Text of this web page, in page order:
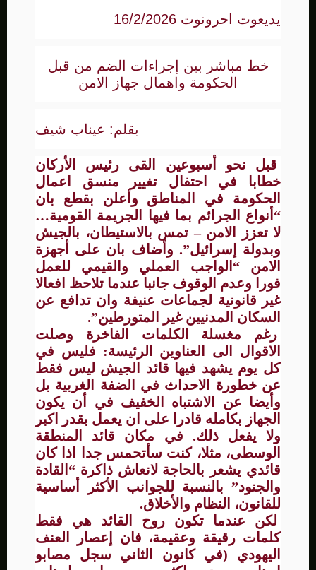
يديعوت احرونوت 16/2/2026
خط مباشر بين إجراءات الضم من قبل
الحكومة واهمال جهاز الامن
بقلم: عيناب شيف
قبل نحو أسبوعين القى رئيس الأركان
خطابا في احتفال تغيير منسق اعمال
الحكومة في المناطق وأعلن بقطع بان
“أنواع الجرائم بما فيها الجريمة القومية…
لا تعزز الامن – تمس بالاستيطان، بالجيش
وبدولة إسرائيل”. وأضاف بان على أجهزة
الامن “الواجب العملي والقيمي للعمل
فورا وعدم الوقوف جانبا عندما تلاحظ افعالا
غير قانونية لجماعات عنيفة وان تدافع عن
السكان المدنيين غير المتورطين”.
رغم مغسلة الكلمات الفاخرة وصلت
الاقوال الى العناوين الرئيسة: فليس في
كل يوم يشهد فيها قائد الجيش ليس فقط
عن خطورة الاحداث في الضفة الغربية بل
وأيضا عن الاشتباه الخفيف في أن يكون
الجهاز بكامله قادرا على ان يعمل بقدر اكبر
ولا يفعل ذلك. في مكان قائد المنطقة
الوسطى، مثلا، كنت سأتحمس جدا اذا كان
قائدي يشعر بالحاجة لانعاش ذاكرة “القادة
والجنود” بالنسبة للجوانب الأكثر أساسية
للقانون، النظام والأخلاق.
لكن عندما تكون روح القائد هي فقط
كلمات رقيقة وعقيمة، فان إعصار العنف
اليهودي (في كانون الثاني سجل مصابو